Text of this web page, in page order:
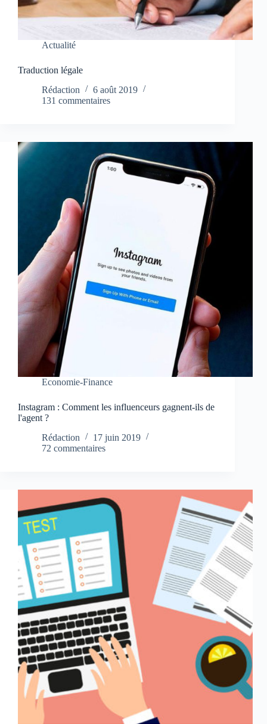
Actualité
Traduction légale
Rédaction
6 août 2019
131 commentaires
Economie-Finance
Instagram : Comment les influenceurs gagnent-ils de
l'agent ?
Rédaction
17 juin 2019
72 commentaires